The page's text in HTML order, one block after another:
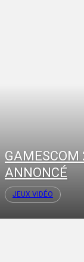
GAMESCOM
ANNONCÉ
JEUX VIDÉO